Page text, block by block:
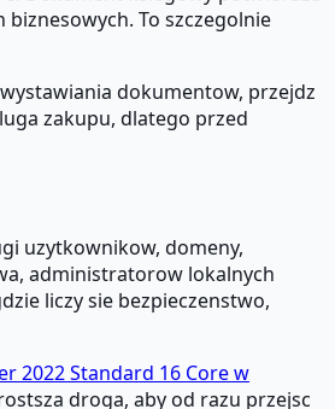
To szczegolnie
dokumentow, przejdz
zakupu, dlatego przed
uzytkownikow, domeny,
administratorow lokalnych
liczy sie bezpieczenstwo,
2022 Standard 16 Core w
droga, aby od razu przejsc